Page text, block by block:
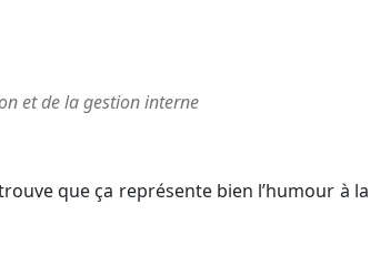
et de la gestion interne
que ça représente bien l’humour à la